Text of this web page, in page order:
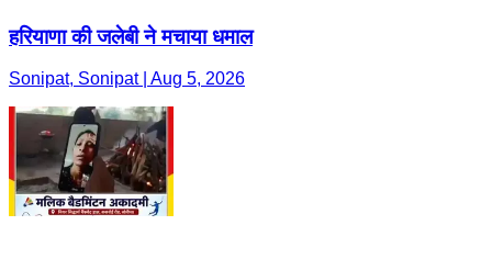
हरियाणा की जलेबी ने मचाया धमाल
Sonipat, Sonipat | Aug 5, 2026